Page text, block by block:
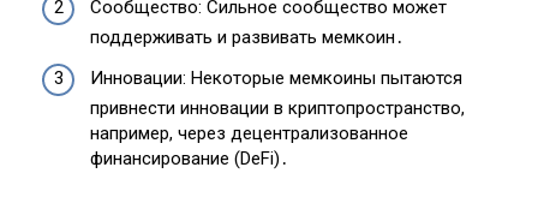
Сообщество: Сильное сообщество может
поддерживать и развивать мемкоин․
Инновации: Некоторые мемкоины пытаются
привнести инновации в криптопространство,
например, через децентрализованное
финансирование (DeFi)․